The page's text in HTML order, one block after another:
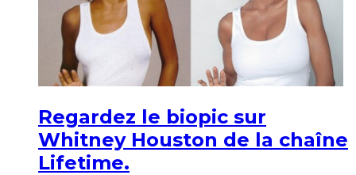
Regardez le biopic sur
Whitney Houston de la chaîne
Lifetime.